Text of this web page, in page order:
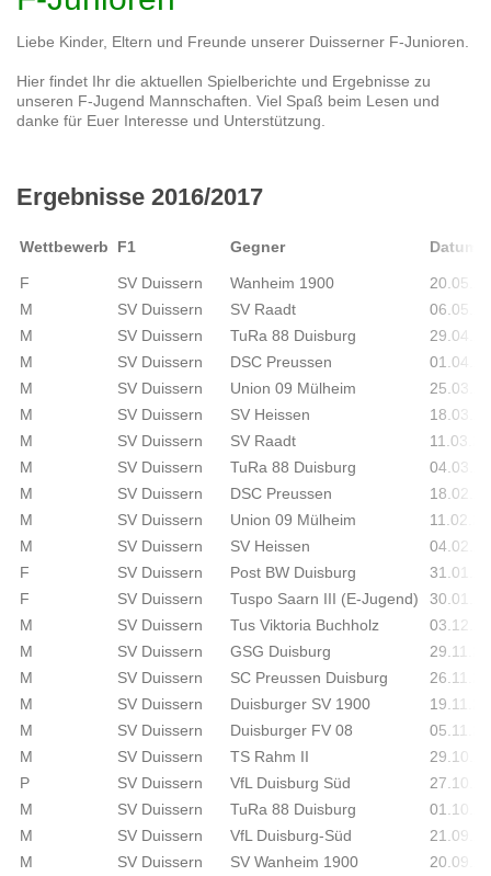
Liebe Kinder, Eltern und Freunde unserer Duisserner F-Junioren.
Hier findet Ihr die aktuellen Spielberichte und Ergebnisse zu
unseren F-Jugend Mannschaften. Viel Spaß beim Lesen und
danke für Euer Interesse und Unterstützung.
Ergebnisse 2016/2017
Wettbewerb F1 Gegner Datum
F SV Duissern Wanheim 1900
M
SV Duissern SV Raadt
M
SV Duissern TuRa 88 Duisburg
M
SV Duissern DSC Preussen
M
SV Duissern Union 09 Mülheim
M
SV Duissern SV Heissen
M
SV Duissern SV Raadt
M
SV Duissern TuRa 88 Duisburg
M
SV Duissern DSC Preussen
M
SV Duissern Union 09 Mülheim
M
SV Duissern SV Heissen
F
SV Duissern Post BW Duisburg
F
SV Duissern Tuspo Saarn III (E-Jugend)
M
SV Duissern Tus Viktoria Buchholz
M
SV Duissern GSG Duisburg
M
SV Duissern SC Preussen Duisburg
M
SV Duissern Duisburger SV 1900
M
SV Duissern Duisburger FV 08
M
SV Duissern TS Rahm II
P
SV Duissern VfL Duisburg Süd
M
SV Duissern TuRa 88 Duisburg
M
SV Duissern VfL Duisburg-Süd
M
SV Duissern SV Wanheim 1900